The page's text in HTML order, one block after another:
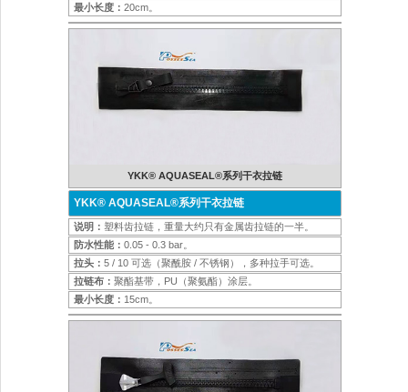
最小长度： 20cm。
YKK® AQUASEAL®系列干衣拉链
YKK® AQUASEAL®系列干衣拉链
说明： 塑料齿拉链，重量大约只有金属齿拉链的一半。
防水性能： 0.05 - 0.3 bar。
拉头： 5 / 10 可选（聚酰胺 / 不锈钢），多种拉手可选。
拉链布： 聚酯基带，PU（聚氨酯）涂层。
最小长度： 15cm。